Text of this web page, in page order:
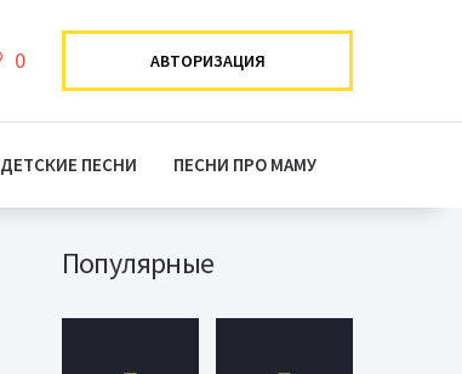
0 АВТОРИЗАЦИЯ
ДЕТСКИЕ ПЕСНИ ПЕСНИ ПРО МАМУ
Популярные